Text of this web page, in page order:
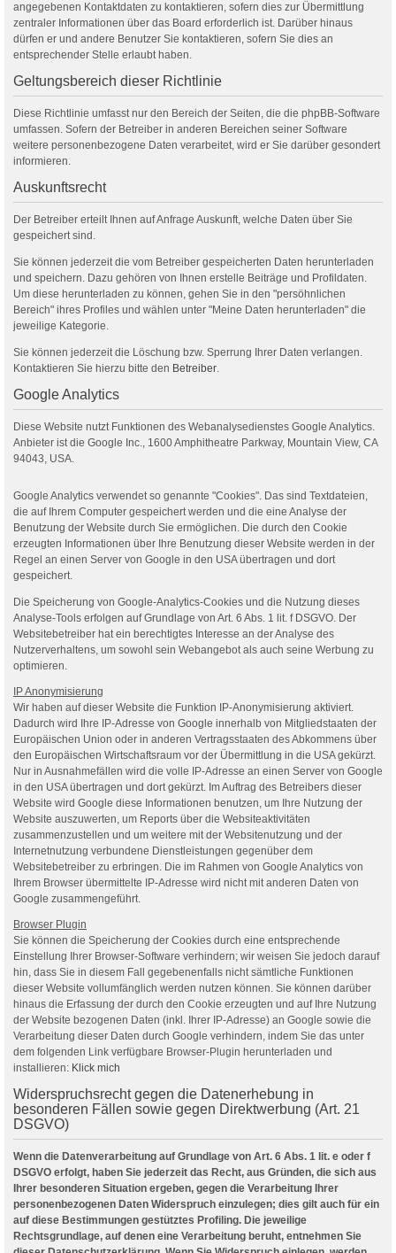
angegebenen Kontaktdaten zu kontaktieren, sofern dies zur Übermittlung
zentraler Informationen über das Board erforderlich ist. Darüber hinaus
dürfen er und andere Benutzer Sie kontaktieren, sofern Sie dies an
entsprechender Stelle erlaubt haben.
Geltungsbereich dieser Richtlinie
Diese Richtlinie umfasst nur den Bereich der Seiten, die die phpBB-Software
umfassen. Sofern der Betreiber in anderen Bereichen seiner Software
weitere personenbezogene Daten verarbeitet, wird er Sie darüber gesondert
informieren.
Auskunftsrecht
Der Betreiber erteilt Ihnen auf Anfrage Auskunft, welche Daten über Sie
gespeichert sind.
Sie können jederzeit die vom Betreiber gespeicherten Daten herunterladen
und speichern. Dazu gehören von Ihnen erstelle Beiträge und Profildaten.
Um diese herunterladen zu können, gehen Sie in den "persöhnlichen
Bereich" ihres Profiles und wählen unter "Meine Daten herunterladen" die
jeweilige Kategorie.
Sie können jederzeit die Löschung bzw. Sperrung Ihrer Daten verlangen.
Kontaktieren Sie hierzu bitte den Betreiber.
Google Analytics
Diese Website nutzt Funktionen des Webanalysedienstes Google Analytics.
Anbieter ist die Google Inc., 1600 Amphitheatre Parkway, Mountain View, CA
94043, USA.
Google Analytics verwendet so genannte "Cookies". Das sind Textdateien,
die auf Ihrem Computer gespeichert werden und die eine Analyse der
Benutzung der Website durch Sie ermöglichen. Die durch den Cookie
erzeugten Informationen über Ihre Benutzung dieser Website werden in der
Regel an einen Server von Google in den USA übertragen und dort
gespeichert.
Die Speicherung von Google-Analytics-Cookies und die Nutzung dieses
Analyse-Tools erfolgen auf Grundlage von Art. 6 Abs. 1 lit. f DSGVO. Der
Websitebetreiber hat ein berechtigtes Interesse an der Analyse des
Nutzerverhaltens, um sowohl sein Webangebot als auch seine Werbung zu
optimieren.
IP Anonymisierung
Wir haben auf dieser Website die Funktion IP-Anonymisierung aktiviert.
Dadurch wird Ihre IP-Adresse von Google innerhalb von Mitgliedstaaten der
Europäischen Union oder in anderen Vertragsstaaten des Abkommens über
den Europäischen Wirtschaftsraum vor der Übermittlung in die USA gekürzt.
Nur in Ausnahmefällen wird die volle IP-Adresse an einen Server von Google
in den USA übertragen und dort gekürzt. Im Auftrag des Betreibers dieser
Website wird Google diese Informationen benutzen, um Ihre Nutzung der
Website auszuwerten, um Reports über die Websiteaktivitäten
zusammenzustellen und um weitere mit der Websitenutzung und der
Internetnutzung verbundene Dienstleistungen gegenüber dem
Websitebetreiber zu erbringen. Die im Rahmen von Google Analytics von
Ihrem Browser übermittelte IP-Adresse wird nicht mit anderen Daten von
Google zusammengeführt.
Browser Plugin
Sie können die Speicherung der Cookies durch eine entsprechende
Einstellung Ihrer Browser-Software verhindern; wir weisen Sie jedoch darauf
hin, dass Sie in diesem Fall gegebenenfalls nicht sämtliche Funktionen
dieser Website vollumfänglich werden nutzen können. Sie können darüber
hinaus die Erfassung der durch den Cookie erzeugten und auf Ihre Nutzung
der Website bezogenen Daten (inkl. Ihrer IP-Adresse) an Google sowie die
Verarbeitung dieser Daten durch Google verhindern, indem Sie das unter
dem folgenden Link verfügbare Browser-Plugin herunterladen und
installieren: Klick mich
Widerspruchsrecht gegen die Datenerhebung in
besonderen Fällen sowie gegen Direktwerbung (Art. 21
DSGVO)
Wenn die Datenverarbeitung auf Grundlage von Art. 6 Abs. 1 lit. e oder f
DSGVO erfolgt, haben Sie jederzeit das Recht, aus Gründen, die sich aus
Ihrer besonderen Situation ergeben, gegen die Verarbeitung Ihrer
personenbezogenen Daten Widerspruch einzulegen; dies gilt auch für ein
auf diese Bestimmungen gestütztes Profiling. Die jeweilige
Rechtsgrundlage, auf denen eine Verarbeitung beruht, entnehmen Sie